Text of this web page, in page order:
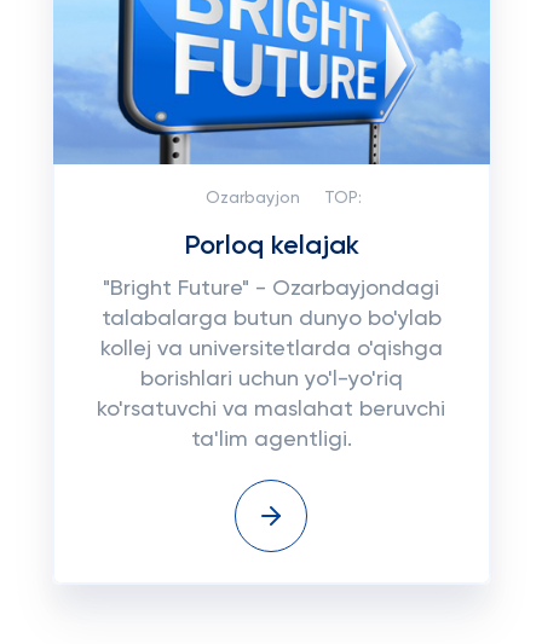
Ozarbayjon TOP:
Porloq kelajak
"Bright Future" - Ozarbayjondagi
talabalarga butun dunyo bo'ylab
kollej va universitetlarda o'qishga
borishlari uchun yo'l-yo'riq
ko'rsatuvchi va maslahat beruvchi
ta'lim agentligi.